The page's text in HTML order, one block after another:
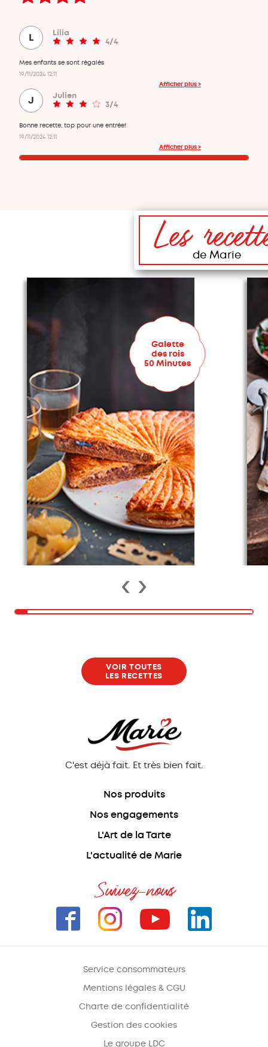
L
Lilia
4/4
Mes enfants se sont régalés
19/11/2024 12:11
Afficher plus >
J
Julien
3/4
Bonne recette, top pour une entrée!
19/11/2024 12:11
Afficher plus >
Lesde Marie
Galette
des rois
50 Minutes
‹ ›
VOIR TOUTES
LES RECETTES
C'est déjà fait. Et très bien fait.
Nos produits
Nos engagements
L'Art de la Tarte
L'actualité de Marie
Suivez-nous
Service consommateurs
Mentions légales & CGU
Charte de confidentialité
Gestion des cookies
Le groupe LDC